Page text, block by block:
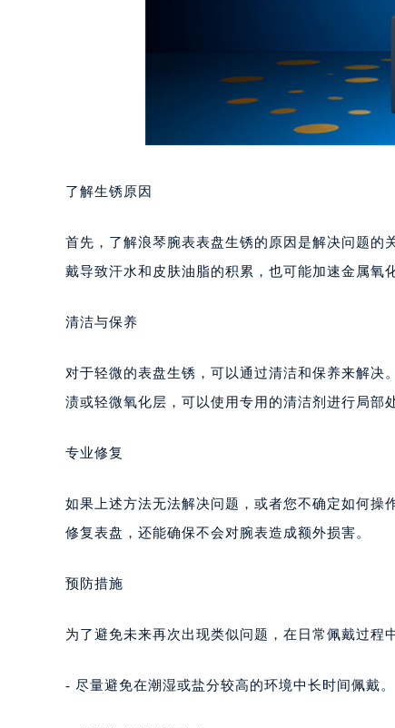
了解生锈原因
首先，了解浪琴腕表表盘生锈的原因是解决问题的
戴导致汗水和皮肤油脂的积累，也可能加速金属氧
清洁与保养
对于轻微的表盘生锈，可以通过清洁和保养来解
渍或轻微氧化层，可以使用专用的清洁剂进行局部
专业修复
如果上述方法无法解决问题，或者您不确定如何操
修复表盘，还能确保不会对腕表造成额外损害。
预防措施
为了避免未来再次出现类似问题，在日常佩戴过程
- 尽量避免在潮湿或盐分较高的环境中长时间佩戴。